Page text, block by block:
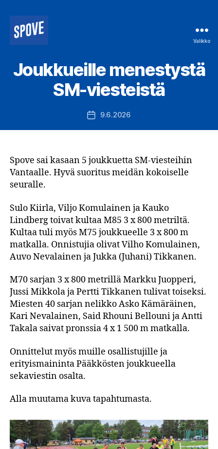
Valikko
Joukkueille menestystä
SM-viesteistä
Julkaisupäivämäärä
9.6.2026
Spove sai kasaan 5 joukkuetta SM-viesteihin
Vantaalle. Hyvä suoritus meidän kokoiselle
seuralle.
Sulo Kiirla, Viljo Komulainen ja Kauko
Lindberg toivat kultaa M85 3 x 800 metriltä.
Kultaa tuli myös M75 joukkueelle 3 x 800 m
matkalla. Onnistujia olivat Vilho Komulainen,
Auvo Nevalainen ja Jukka (Juhani) Tikkanen.
M70 sarjan 3 x 800 metrillä Markku Juopperi,
Jussi Mikkola ja Pertti Tikkanen tulivat toiseksi.
Miesten 40 sarjan nelikko Asko Kämäräinen,
Kari Nevalainen, Said Rhouni Bellouni ja Antti
Takala saivat pronssia 4 x 1 500 m matkalla.
Onnittelut myös muille osallistujille ja
erityismaininta Pääkkösten joukkueella
sekaviestin osalta.
Alla muutama kuva tapahtumasta.